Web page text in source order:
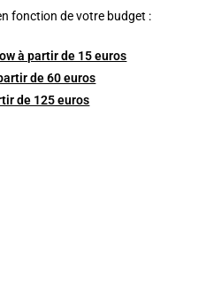
fonction de votre budget :
à partir de 15 euros
de 60 euros
de 125 euros